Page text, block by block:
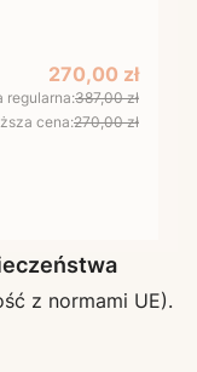
Cena
270,00 zł
regularna:387,00 zł
cena:270,00 zł
z normami UE).